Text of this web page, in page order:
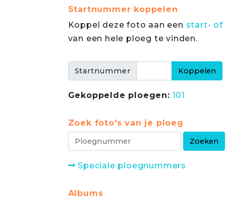
Startnummer koppelen
Koppel deze foto aan een start- of
van een hele ploeg te vinden.
Startnummer
Gekoppelde ploegen: 101
Zoek foto's van je ploeg
Speciale ploegnummers
Albums